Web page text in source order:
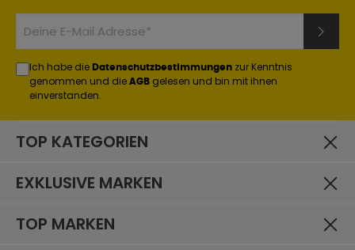
Ich habe die Datenschutzbestimmungen zur Kenntnis
genommen und die AGB gelesen und bin mit ihnen
einverstanden.
TOP KATEGORIEN
EXKLUSIVE MARKEN
TOP MARKEN